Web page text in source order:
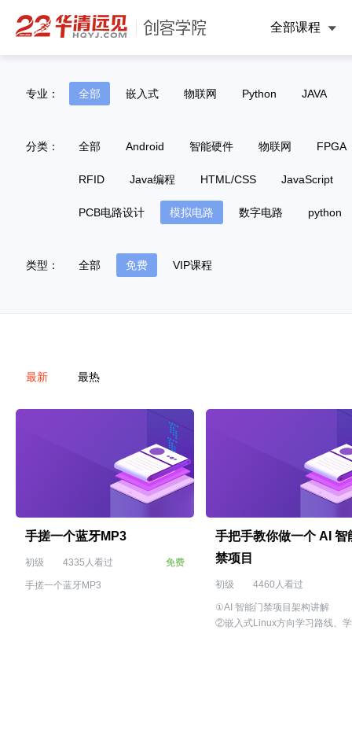
全部课程
专业： 全部 嵌入式 物联网 Python JAVA
分类： 全部 Android 智能硬件 物联网 FPGA
RFID Java编程 HTML/CSS JavaScript
PCB电路设计 模拟电路 数字电路 python
类型： 全部 免费 VIP课程
最新 最热
手搓一个蓝牙MP3
初级 4335人看过 免费
手搓一个蓝牙MP3
手把手教你做一个 AI 智
禁项目
初级 4460人看过
①AI 智能门禁项目架构讲解
②嵌入式Linux方向学习路线、